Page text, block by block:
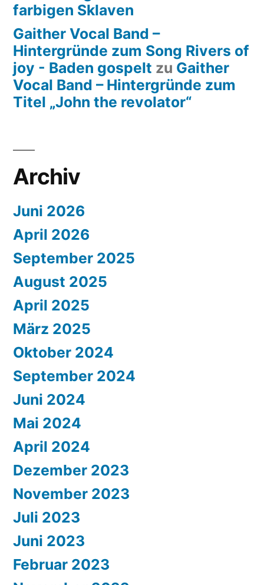
farbigen Sklaven
Gaither Vocal Band –
Hintergründe zum Song Rivers of
joy - Baden gospelt zu Gaither
Vocal Band – Hintergründe zum
Titel „John the revolator“
Archiv
Juni 2026
April 2026
September 2025
August 2025
April 2025
März 2025
Oktober 2024
September 2024
Juni 2024
Mai 2024
April 2024
Dezember 2023
November 2023
Juli 2023
Juni 2023
Februar 2023